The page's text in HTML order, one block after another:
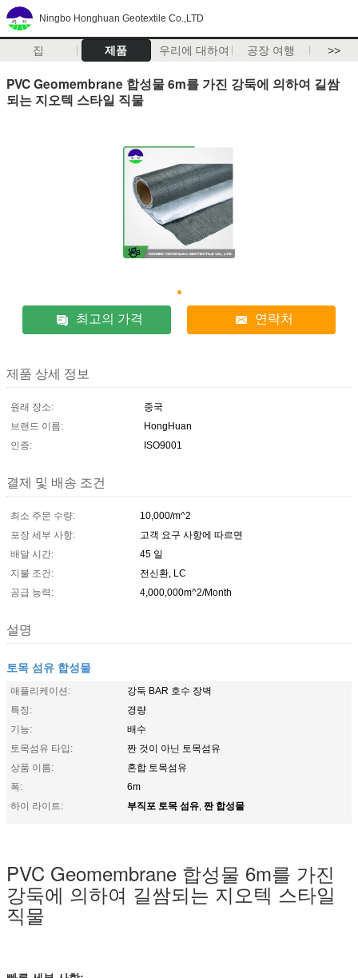
Ningbo Honghuan Geotextile Co.,LTD
집 제품 우리에 대하여 공장 여행 >>
PVC Geomembrane 합성물 6m를 가진 강둑에 의하여 길쌈
되는 지오텍 스타일 직물
최고의 가격 연락처
제품 상세 정보
원래 장소:
중국
브랜드 이름:
HongHuan
인증:
ISO9001
결제 및 배송 조건
최소 주문 수량:
10,000/m^2
포장 세부 사항:
고객 요구 사항에 따르면
배달 시간:
45 일
지불 조건:
전신환, LC
공급 능력:
4,000,000m^2/Month
설명
토목 섬유 합성물
애플리케이션:
강둑 BAR 호수 장벽
특징:
경량
기능:
배수
토목섬유 타입:
짠 것이 아닌 토목섬유
상품 이름:
혼합 토목섬유
폭:
6m
하이 라이트:
부직포 토목 섬유, 짠 합성물
PVC Geomembrane 합성물 6m를 가진
강둑에 의하여 길쌈되는 지오텍 스타일
직물